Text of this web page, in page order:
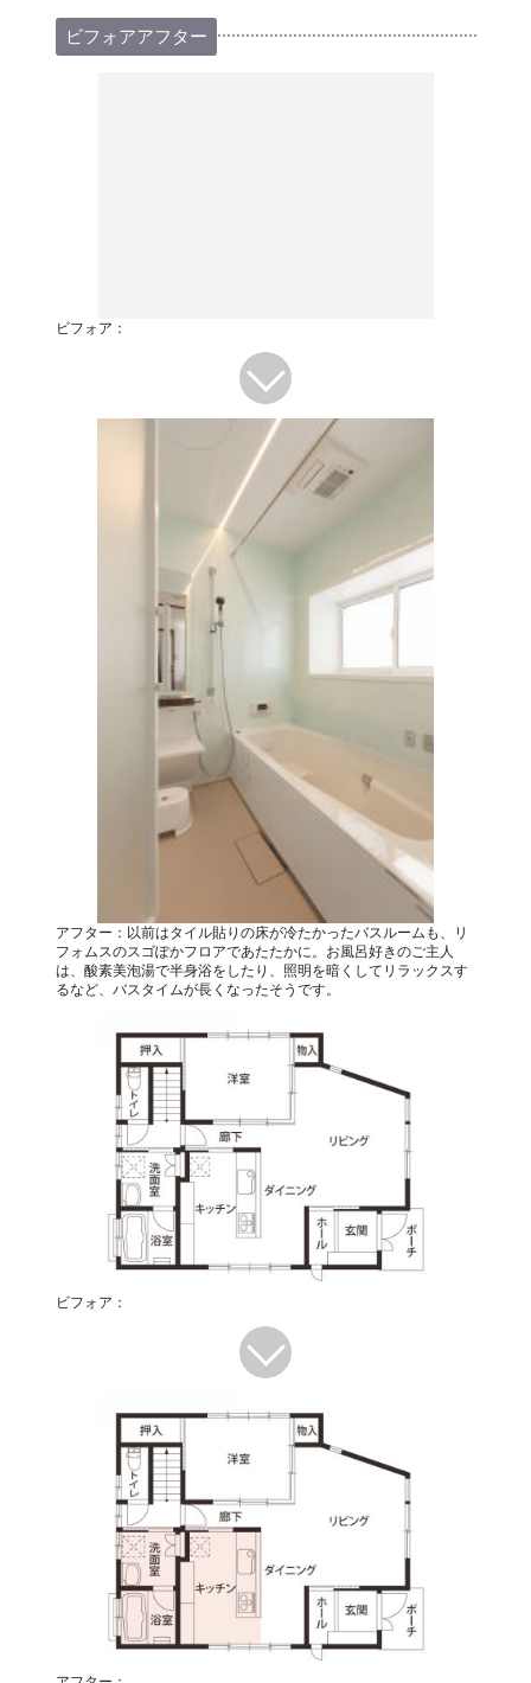
ビフォアアフター
ビフォア：
アフター：以前はタイル貼りの床が冷たかったバスルームも、リ
フォムスのスゴぽかフロアであたたかに。お風呂好きのご主人
は、酸素美泡湯で半身浴をしたり、照明を暗くしてリラックスす
るなど、バスタイムが長くなったそうです。
ビフォア：